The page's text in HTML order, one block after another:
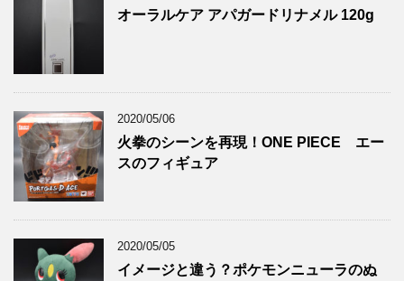
オーラルケア アパガードリナメル 120g
2020/05/06
火拳のシーンを再現！ONE PIECE エー
スのフィギュア
2020/05/05
イメージと違う？ポケモンニューラのぬ